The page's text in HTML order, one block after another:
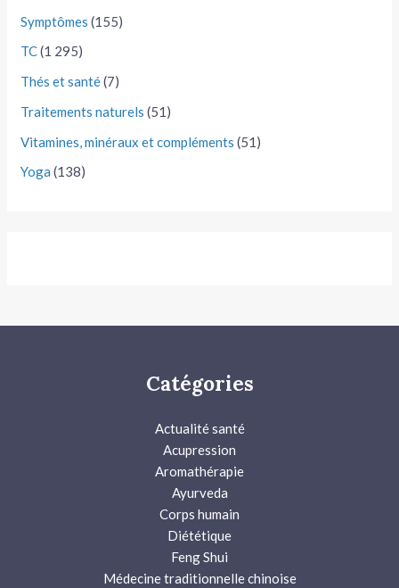
Symptômes (155)
TC(1 295)
Thés et santé(7)
Traitements naturels (51)
Vitamines, minéraux et compléments (51)
Yoga (138)
Catégories
Actualité santé
Acupression
Aromathérapie
Ayurveda
Corps humain
Diététique
Feng Shui
Médecine traditionnelle chinoise